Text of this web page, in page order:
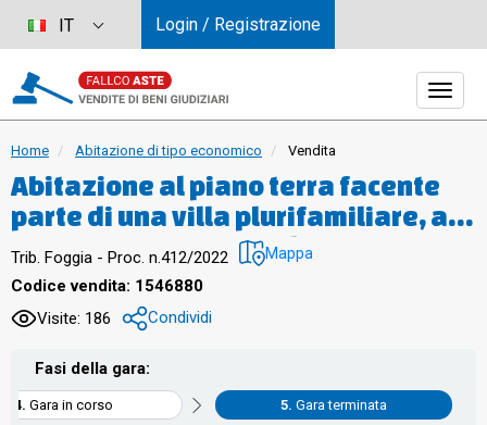
Home Abitazione di tipo economico Vendita
Abitazione al piano terra facente
parte di una villa plurifamiliare, a
tre piani fuori terra ad uso
residenziale, con giardino privato.
L’abitazione trova accesso da una
corte comune. Sup. Cat. totale mq.
167 R.C.
Trib. Foggia - Proc. n.412/2022 Mappa
Codice vendita: 1546880
Visite: 186
Condividi
Fasi della gara:
Gara in corso Gara terminata
IT Login / Registrazione